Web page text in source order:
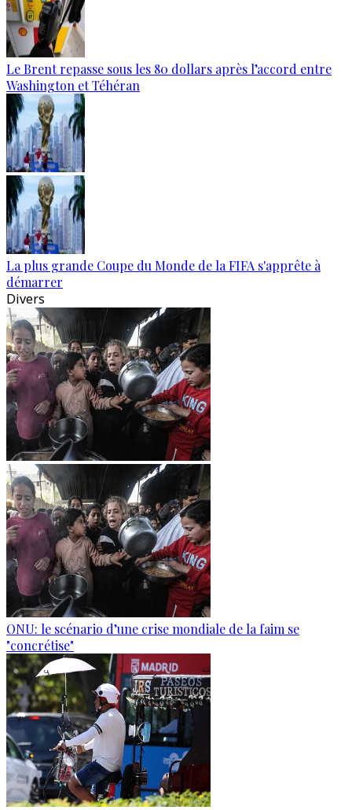
Le Brent repasse sous les 80 dollars après l’accord entre
Washington et Téhéran
La plus grande Coupe du Monde de la FIFA s'apprête à
démarrer
Divers
ONU: le scénario d’une crise mondiale de la faim se
"concrétise"